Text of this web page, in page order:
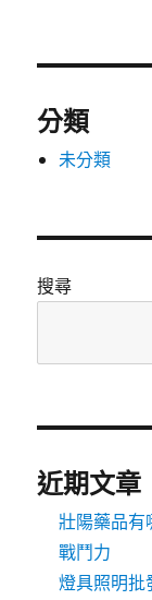
分類
未分類
搜尋
近期文章
壯陽藥品有
戰鬥力
燈具照明批